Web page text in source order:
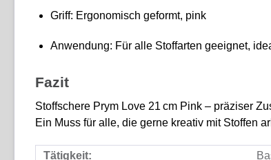
Griff: Ergonomisch geformt, pink
Anwendung: Für alle Stoffarten geeignet,
Fazit
Stoffschere Prym Love 21 cm Pink – präziser
Ein Muss für alle, die gerne kreativ mit Stoffen
Tätigkeit: